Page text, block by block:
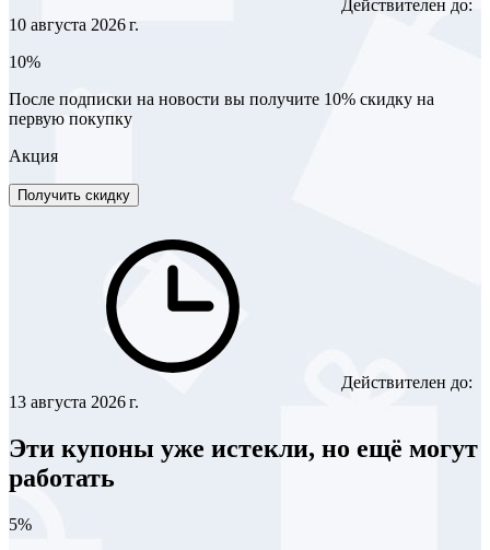
Действителен до:
10 августа 2026 г.
10%
После подписки на новости вы получите 10% скидку на
первую покупку
Акция
Получить скидку
Действителен до:
13 августа 2026 г.
Эти купоны уже истекли, но ещё могут
работать
5%